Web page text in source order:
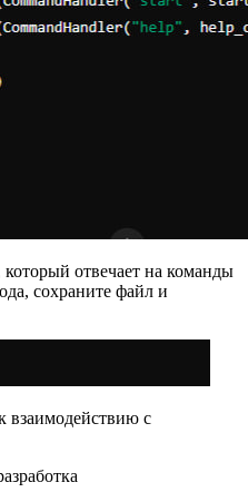
который отвечает на команды
сохраните файл и
взаимодействию с